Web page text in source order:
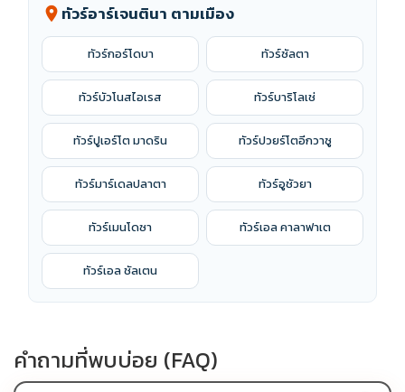
location_on ทัวร์อาร์เจนตินา ตามเมือง
ทัวร์กอร์โดบา ทัวร์ซัลตา
ทัวร์บัวโนสไอเรส ทัวร์บาริโลเช่
ทัวร์ปูเอร์โต มาดริน ทัวร์ปวยร์โตอีกวาซู
ทัวร์มาร์เดลปลาตา ทัวร์อูชัวยา
ทัวร์เมนโดซา ทัวร์เอล คาลาฟาเต
ทัวร์เอล ชัลเตน
คำถามที่พบบ่อย (FAQ)